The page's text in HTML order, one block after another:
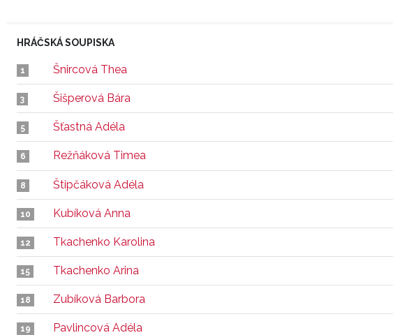
HRÁČSKÁ SOUPISKA
1 Šnircová Thea
3 Šišperová Bára
5 Šťastná Adéla
6 Režňáková Timea
8 Štipčáková Adéla
10 Kubíková Anna
12 Tkachenko Karolina
15 Tkachenko Arina
18 Zubíková Barbora
19 Pavlincová Adéla